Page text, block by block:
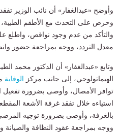
وأوضح «عبدالغفار» أن نائب الوزير
وحرص على التحدث مع الأطقم الطبية،
والتأكد من عدم وجود نواقص، واطلع
معدل التردد، ووجه بمراجعة حضور
وتابع «عبدالغفار» أن الدكتور محمد
الهيماتولوجي، إلى جانب مركز الوقاية
توافر الأمصال، وأوصى بضرورة تفعيل
استياءه خلال تفقد غرفة الأشعة
بالغرفة، وأوصى بضرورة توجيه
ووجه بمراجعة عقود النظافة والصيانة